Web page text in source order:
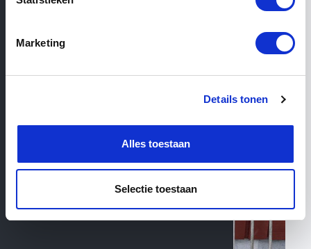
Marketing
Details tonen
Alles toestaan
Selectie toestaan